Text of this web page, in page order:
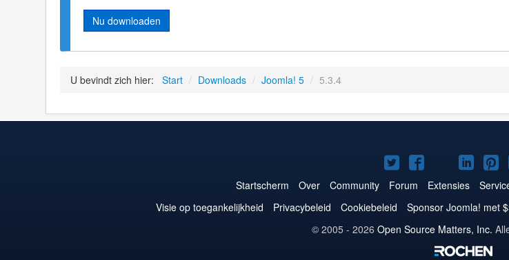
Nu downloaden
U bevindt zich hier: Start / Downloads / Joomla! 5 / 5.3.4
Joomla!
op
Twitter
Joomla!
op
Facebook
Joomla!
op
YouTube
op op
Startscherm Over Community Forum Extensies
Visie op toegankelijkheid
Privacybeleid Cookiebeleid Sponsor Joomla! met
© 2005 - 2026 Open Source Matters, Inc.